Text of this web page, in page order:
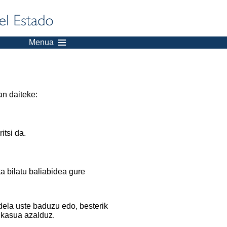
Menua
daiteke:
da.
bilatu baliabidea gure
uste baduzu edo, besterik
azalduz.